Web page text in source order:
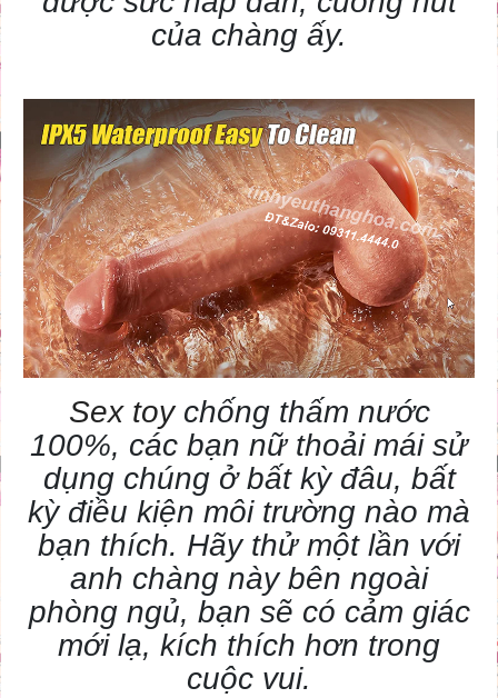
của chàng ấy.
Sex toychống thấm nước
100%, các bạn nữ thoải mái sử
dụng chúng ở bất kỳ đâu, bất
kỳ điều kiện môi trường nào mà
bạn thích. Hãy thử một lần với
anh chàng này bên ngoài
phòng ngủ, bạn sẽ có cảm giác
mới lạ, kích thích hơn trong
cuộc vui.